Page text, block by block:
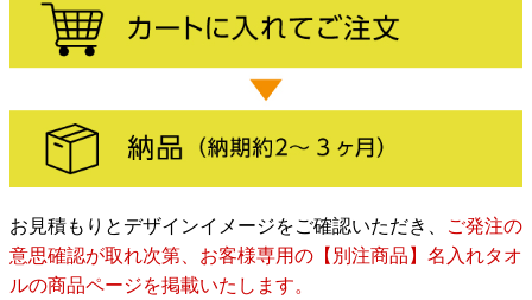
お見積もりとデザインイメージをご確認いただき、 ご発注の
意思確認が取れ次第、お客様専用の【別注商品】名入れタオ
ルの商品ページを掲載いたします。